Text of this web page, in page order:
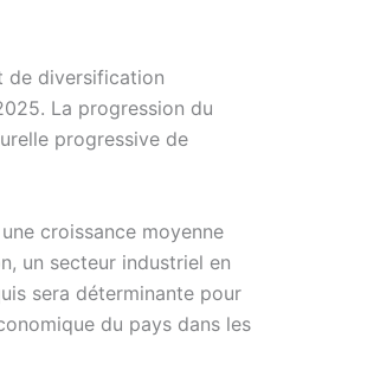
de diversification
La progression du
progressive de
croissance moyenne
un secteur industriel en
sera déterminante pour
du pays dans les